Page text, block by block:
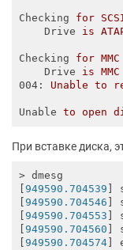
Checking
for
Drive
is
Checking
for
Drive
is
004 : Unable to
Unable to open
При вставке диска,
> dmesg
[949590.704539 ]
[949590.704546 ]
[949590.704553 ]
[949590.704560 ]
[949590.704574 ]